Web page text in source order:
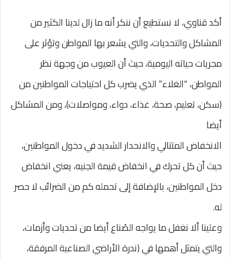
أكد قناوي، لا نستطيع أن ننكر أنه ما زال لدينا الكثير من
المشاكل والتحديات، والتي يشعر بها المواطن وتؤثر على
مجريات حياته اليومية، حيث أن العيوب من وجهة نظر
المواطن، “الغلاء” الذي يضرب كل احتياجات المواطنين من
(سكن، تعليم، صحة، غذاء، دواء، ومواصلات)، ومن المشاكل
أيضا
الانخفاض المتتالي والانحدار الشديد في دخول المواطنين،
حيث أن كل تحرك في انخفاض قيمة الجنيه، يعني انخفاض
دخل المواطنين، بالإضافة إلى تحمله كم من الضرائب لا حصر
له.
وعلينا ألا نغفل ما يواجه الصُناع أيضا من تحديات وأزمات،
والتي يتمثل أهمها في (ندرة الأراضي الصناعية المرفقة،